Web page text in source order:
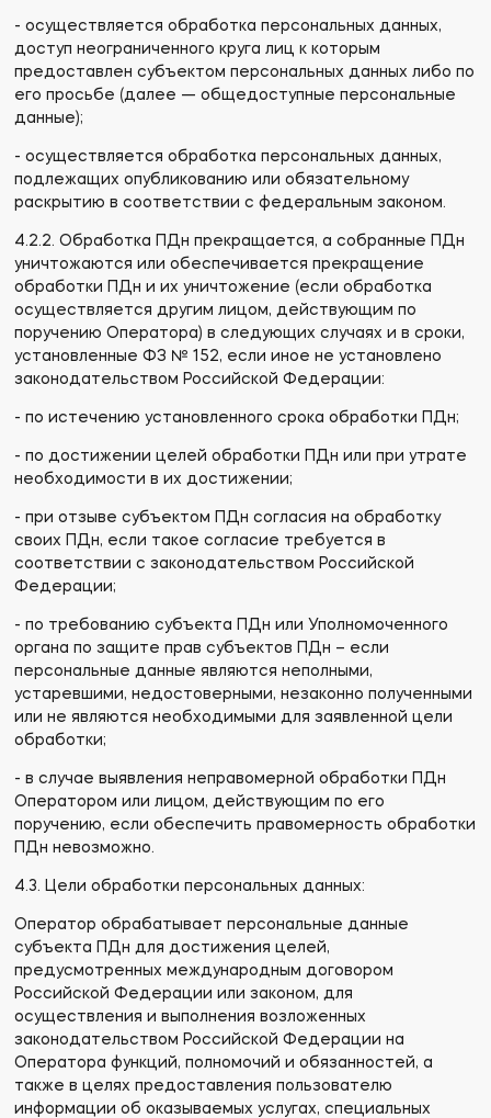
- осуществляется обработка персональных данных,
доступ неограниченного круга лиц к которым
предоставлен субъектом персональных данных либо по
его просьбе (далее — общедоступные персональные
данные);
- осуществляется обработка персональных данных,
подлежащих опубликованию или обязательному
раскрытию в соответствии с федеральным законом.
4.2.2. Обработка ПДн прекращается, а собранные ПДн
уничтожаются или обеспечивается прекращение
обработки ПДн и их уничтожение (если обработка
осуществляется другим лицом, действующим по
поручению Оператора) в следующих случаях и в сроки,
установленные ФЗ № 152, если иное не установлено
законодательством Российской Федерации:
- по истечению установленного срока обработки ПДн;
- по достижении целей обработки ПДн или при утрате
необходимости в их достижении;
- при отзыве субъектом ПДн согласия на обработку
своих ПДн, если такое согласие требуется в
соответствии с законодательством Российской
Федерации;
- по требованию субъекта ПДн или Уполномоченного
органа по защите прав субъектов ПДн – если
персональные данные являются неполными,
устаревшими, недостоверными, незаконно полученными
или не являются необходимыми для заявленной цели
обработки;
- в случае выявления неправомерной обработки ПДн
Оператором или лицом, действующим по его
поручению, если обеспечить правомерность обработки
ПДн невозможно.
4.3. Цели обработки персональных данных:
Оператор обрабатывает персональные данные
субъекта ПДн для достижения целей,
предусмотренных международным договором
Российской Федерации или законом, для
осуществления и выполнения возложенных
законодательством Российской Федерации на
Оператора функций, полномочий и обязанностей, а
также в целях предоставления пользователю
информации об оказываемых услугах, специальных